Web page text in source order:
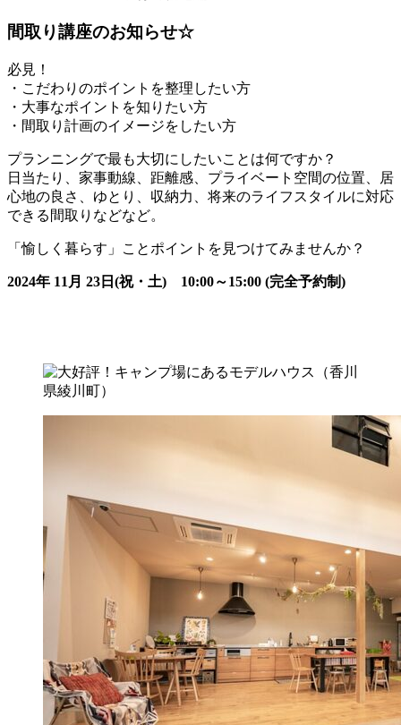
間取り講座のお知らせ☆
必見！
・こだわりのポイントを整理したい方
・大事なポイントを知りたい方
・間取り計画のイメージをしたい方
プランニングで最も大切にしたいことは何ですか？
日当たり、家事動線、距離感、プライベート空間の位置、居
心地の良さ、ゆとり、収納力、将来のライフスタイルに対応
できる間取りなどなど。
「愉しく暮らす」ことポイントを見つけてみませんか？
2024年 11月 23日(祝・土) 10:00～15:00 (完全予約制)